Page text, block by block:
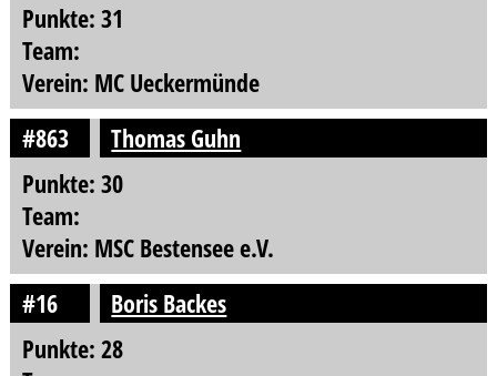
Punkte: 31
Team:
Verein: MC Ueckermünde
#863
Thomas Guhn
Punkte: 30
Team:
Verein: MSC Bestensee e.V.
#16
Boris Backes
Punkte: 28